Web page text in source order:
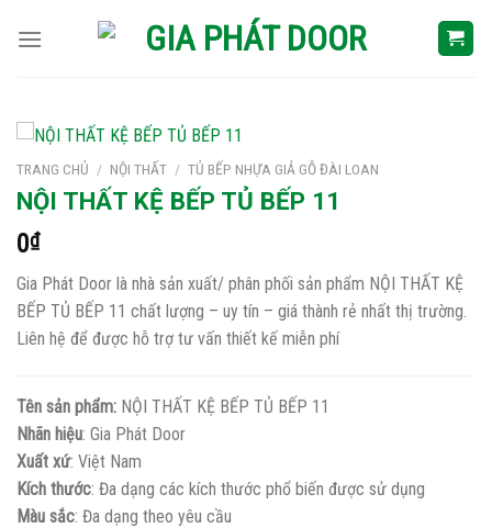
TRANG CHỦ / NỘI THẤT / TỦ BẾP NHỰA GIẢ GỖ ĐÀI LOAN
NỘI THẤT KỆ BẾP TỦ BẾP 11
0₫
Gia Phát Door là nhà sản xuất/ phân phối sản phẩm NỘI THẤT KỆ
BẾP TỦ BẾP 11 chất lượng – uy tín – giá thành rẻ nhất thị trường.
Liên hệ để được hỗ trợ tư vấn thiết kế miễn phí
Tên sản phẩm: NỘI THẤT KỆ BẾP TỦ BẾP 11
Nhãn hiệu: Gia Phát Door
Xuất xứ: Việt Nam
Kích thước: Đa dạng các kích thước phổ biến được sử dụng
Màu sắc: Đa dạng theo yêu cầu